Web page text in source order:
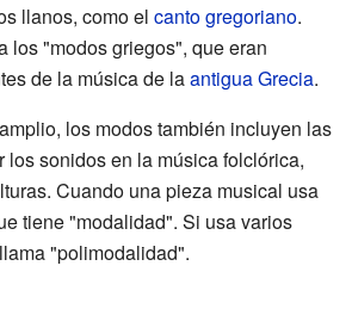
llanos, como el canto gregoriano.
los "modos griegos", que eran
de la música de laantigua Grecia.
los modos también incluyen las
los sonidos en la música folclórica,
Cuando una pieza musical usa
tiene "modalidad". Si usa varios
"polimodalidad".